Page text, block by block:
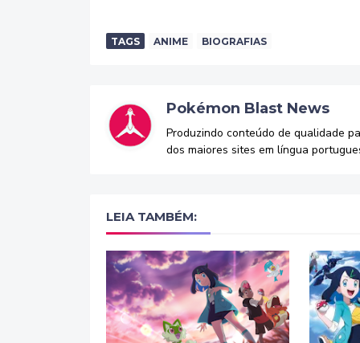
TAGS ANIME BIOGRAFIAS
Pokémon Blast News
Produzindo conteúdo de qualidade
dos maiores sites em língua
LEIA TAMBÉM: